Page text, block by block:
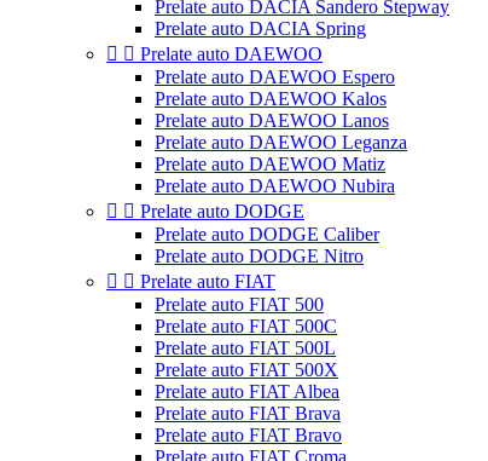
Prelate auto DACIA Sandero Stepway
Prelate auto DACIA Spring
  Prelate auto DAEWOO
Prelate auto DAEWOO Espero
Prelate auto DAEWOO Kalos
Prelate auto DAEWOO Lanos
Prelate auto DAEWOO Leganza
Prelate auto DAEWOO Matiz
Prelate auto DAEWOO Nubira
  Prelate auto DODGE
Prelate auto DODGE Caliber
Prelate auto DODGE Nitro
  Prelate auto FIAT
Prelate auto FIAT 500
Prelate auto FIAT 500C
Prelate auto FIAT 500L
Prelate auto FIAT 500X
Prelate auto FIAT Albea
Prelate auto FIAT Brava
Prelate auto FIAT Bravo
Prelate auto FIAT Croma